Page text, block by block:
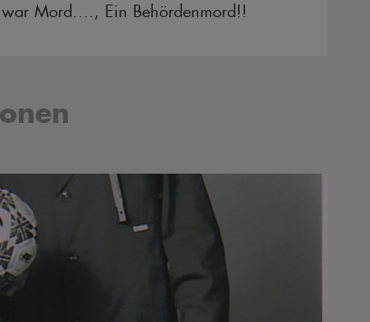
war Mord...., Ein Behördenmord!!